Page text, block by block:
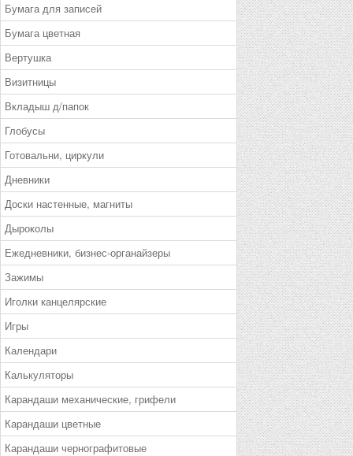
Бумага для записей
Бумага цветная
Вертушка
Визитницы
Вкладыш д/папок
Глобусы
Готовальни, циркули
Дневники
Доски настенные, магниты
Дыроколы
Ежедневники, бизнес-органайзеры
Зажимы
Иголки канцелярские
Игры
Календари
Калькуляторы
Карандаши механические, грифели
Карандаши цветные
Карандаши чернографитовые